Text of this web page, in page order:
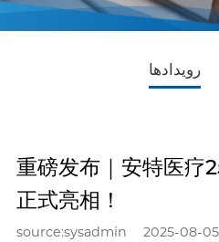
رویدادها
重磅发布｜安特医疗
正式亮相！
source:sysadmin 2025-08-05